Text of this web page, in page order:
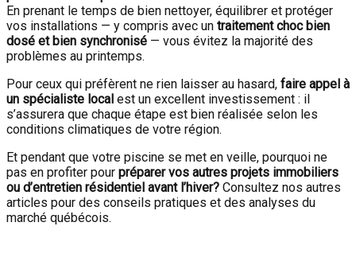
En prenant le temps de bien nettoyer, équilibrer et protéger
vos installations — y compris avec un traitement choc bien
dosé et bien synchronisé — vous évitez la majorité des
problèmes au printemps.
Pour ceux qui préfèrent ne rien laisser au hasard, faire appel à
un spécialiste local est un excellent investissement : il
s’assurera que chaque étape est bien réalisée selon les
conditions climatiques de votre région.
Et pendant que votre piscine se met en veille, pourquoi ne
pas en profiter pour préparer vos autres projets immobiliers
ou d’entretien résidentiel avant l’hiver? Consultez nos autres
articles pour des conseils pratiques et des analyses du
marché québécois.